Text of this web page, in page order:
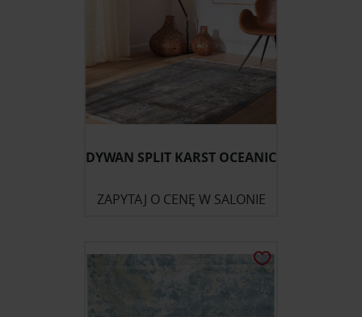
DYWAN SPLIT KARST OCEANIC
ZAPYTAJ O CENĘ W SALONIE